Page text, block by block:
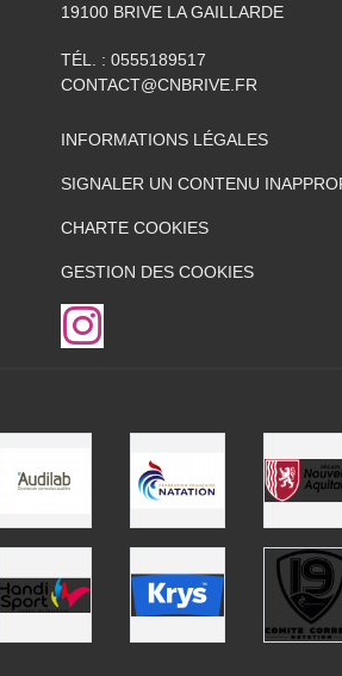
19100 BRIVE LA GAILLARDE
TÉL. : 0555189517
CONTACT@CNBRIVE.FR
INFORMATIONS LÉGALES
SIGNALER UN CONTENU
CHARTE COOKIES
GESTION DES COOKIES